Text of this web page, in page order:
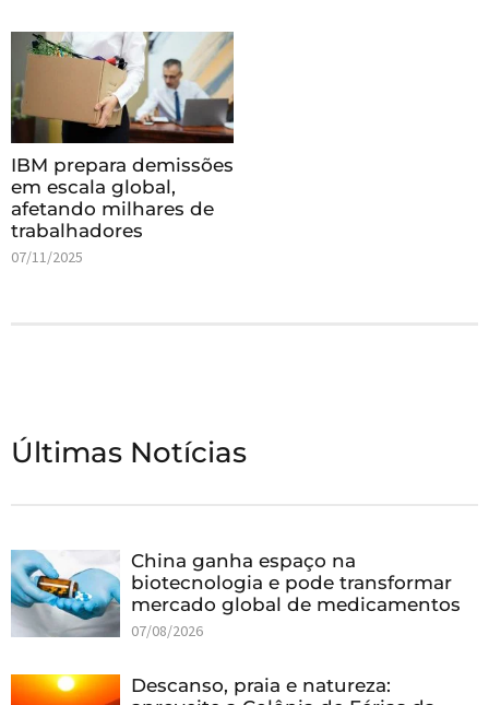
IBM prepara demissões
em escala global,
afetando milhares de
trabalhadores
07/11/2025
Últimas Notícias
China ganha espaço na
biotecnologia e pode transformar
mercado global de medicamentos
07/08/2026
Descanso, praia e natureza: